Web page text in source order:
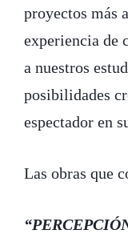
proyectos más
experiencia de
a nuestros
posibilidades
espectador en
Las obras que